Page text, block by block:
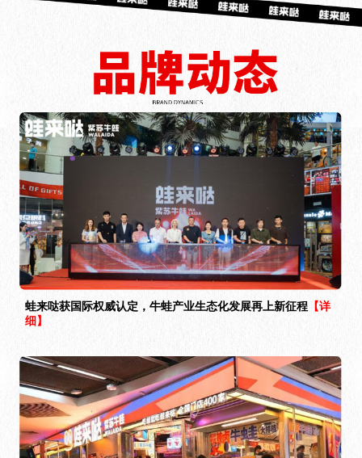
蛙来哒获国际权威认定，牛蛙产业生态化发展再上新征程 【详
细】